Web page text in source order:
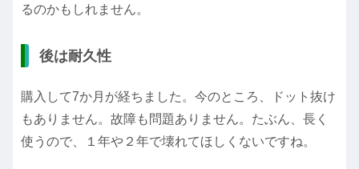
るのかもしれません。
後は耐久性
購入して7か月が経ちました。今のところ、ドット抜け
もありません。故障も問題ありません。たぶん、長く
使うので、１年や２年で壊れてほしくないですね。